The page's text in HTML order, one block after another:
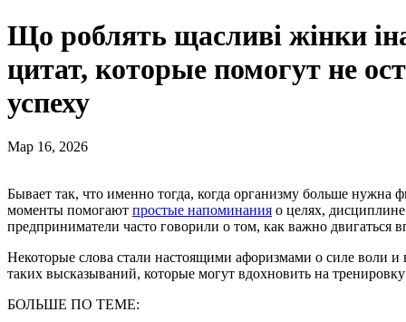
Що роблять щасливі жінки
цитат, которые помогут не
успеху
Мар 16, 2026
Бывает так, что именно тогда, когда организму больше нужна физическая активность, мотивация исчезает. В такие
моменты помогают простые напоминания о целях,
предприниматели часто говорили о том, как важно двигаться
Некоторые слова стали настоящими афоризмами о силе воли
таких высказываний, которые могут вдохновить на
БОЛЬШЕ ПО ТЕМЕ: